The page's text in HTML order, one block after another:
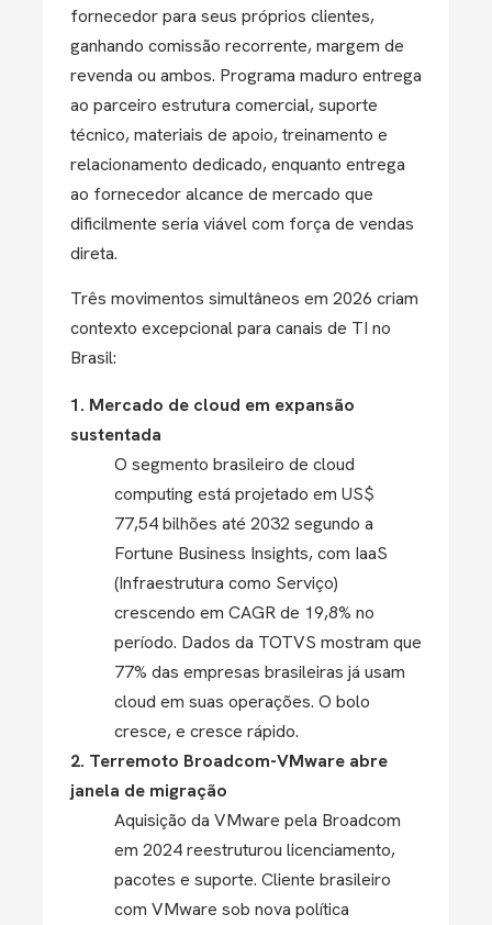
fornecedor para seus próprios clientes,
ganhando comissão recorrente, margem de
revenda ou ambos. Programa maduro entrega
ao parceiro estrutura comercial, suporte
técnico, materiais de apoio, treinamento e
relacionamento dedicado, enquanto entrega
ao fornecedor alcance de mercado que
dificilmente seria viável com força de vendas
direta.
Três movimentos simultâneos em 2026 criam
contexto excepcional para canais de TI no
Brasil:
1. Mercado de cloud em expansão
sustentada
O segmento brasileiro de cloud
computing está projetado em US$
77,54 bilhões até 2032 segundo a
Fortune Business Insights, com IaaS
(Infraestrutura como Serviço)
crescendo em CAGR de 19,8% no
período. Dados da TOTVS mostram que
77% das empresas brasileiras já usam
cloud em suas operações. O bolo
cresce, e cresce rápido.
2. Terremoto Broadcom-VMware abre
janela de migração
Aquisição da VMware pela Broadcom
em 2024 reestruturou licenciamento,
pacotes e suporte. Cliente brasileiro
com VMware sob nova política